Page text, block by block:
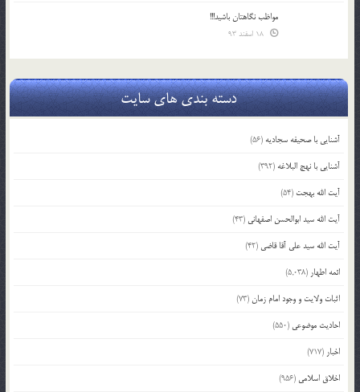
مواظب نگاهتان باشید!!!
دسته بندی های سایت
آشنایی با صحیفه سجادیه (56)
آشنایی با نهج البلاغه (392)
آیت الله بهجت (54)
آیت الله سید ابوالحسن اصفهانی (43)
آیت الله سید علی آقا قاضی (42)
ائمه اطهار (5,038)
اثبات ولایت و وجود امام زمان(73)
احادیث موضوعی (550)
اخبار (717)
اخلاق اسلامی (956)